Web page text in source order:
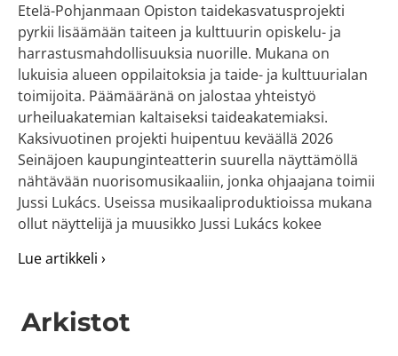
Arkistot
Etelä-Pohjanmaan Opiston taidekasvatusprojekti
pyrkii lisäämään taiteen ja kulttuurin opiskelu- ja
harrastusmahdollisuuksia nuorille. Mukana on
lukuisia alueen oppilaitoksia ja taide- ja kulttuurialan
toimijoita. Päämääränä on jalostaa yhteistyö
urheiluakatemian kaltaiseksi taideakatemiaksi.
Kaksivuotinen projekti huipentuu keväällä 2026
Seinäjoen kaupunginteatterin suurella näyttämöllä
nähtävään nuorisomusikaaliin, jonka ohjaajana toimii
Jussi Lukács. Useissa musikaaliproduktioissa mukana
ollut näyttelijä ja muusikko Jussi Lukács kokee
Lue artikkeli ›